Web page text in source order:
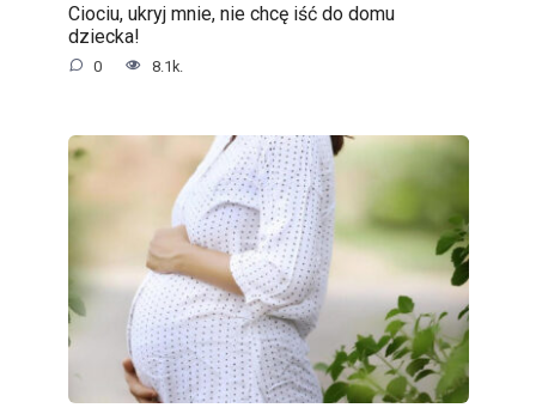
Ciociu, ukryj mnie, nie chcę iść do domu
dziecka!
0 8.1k.